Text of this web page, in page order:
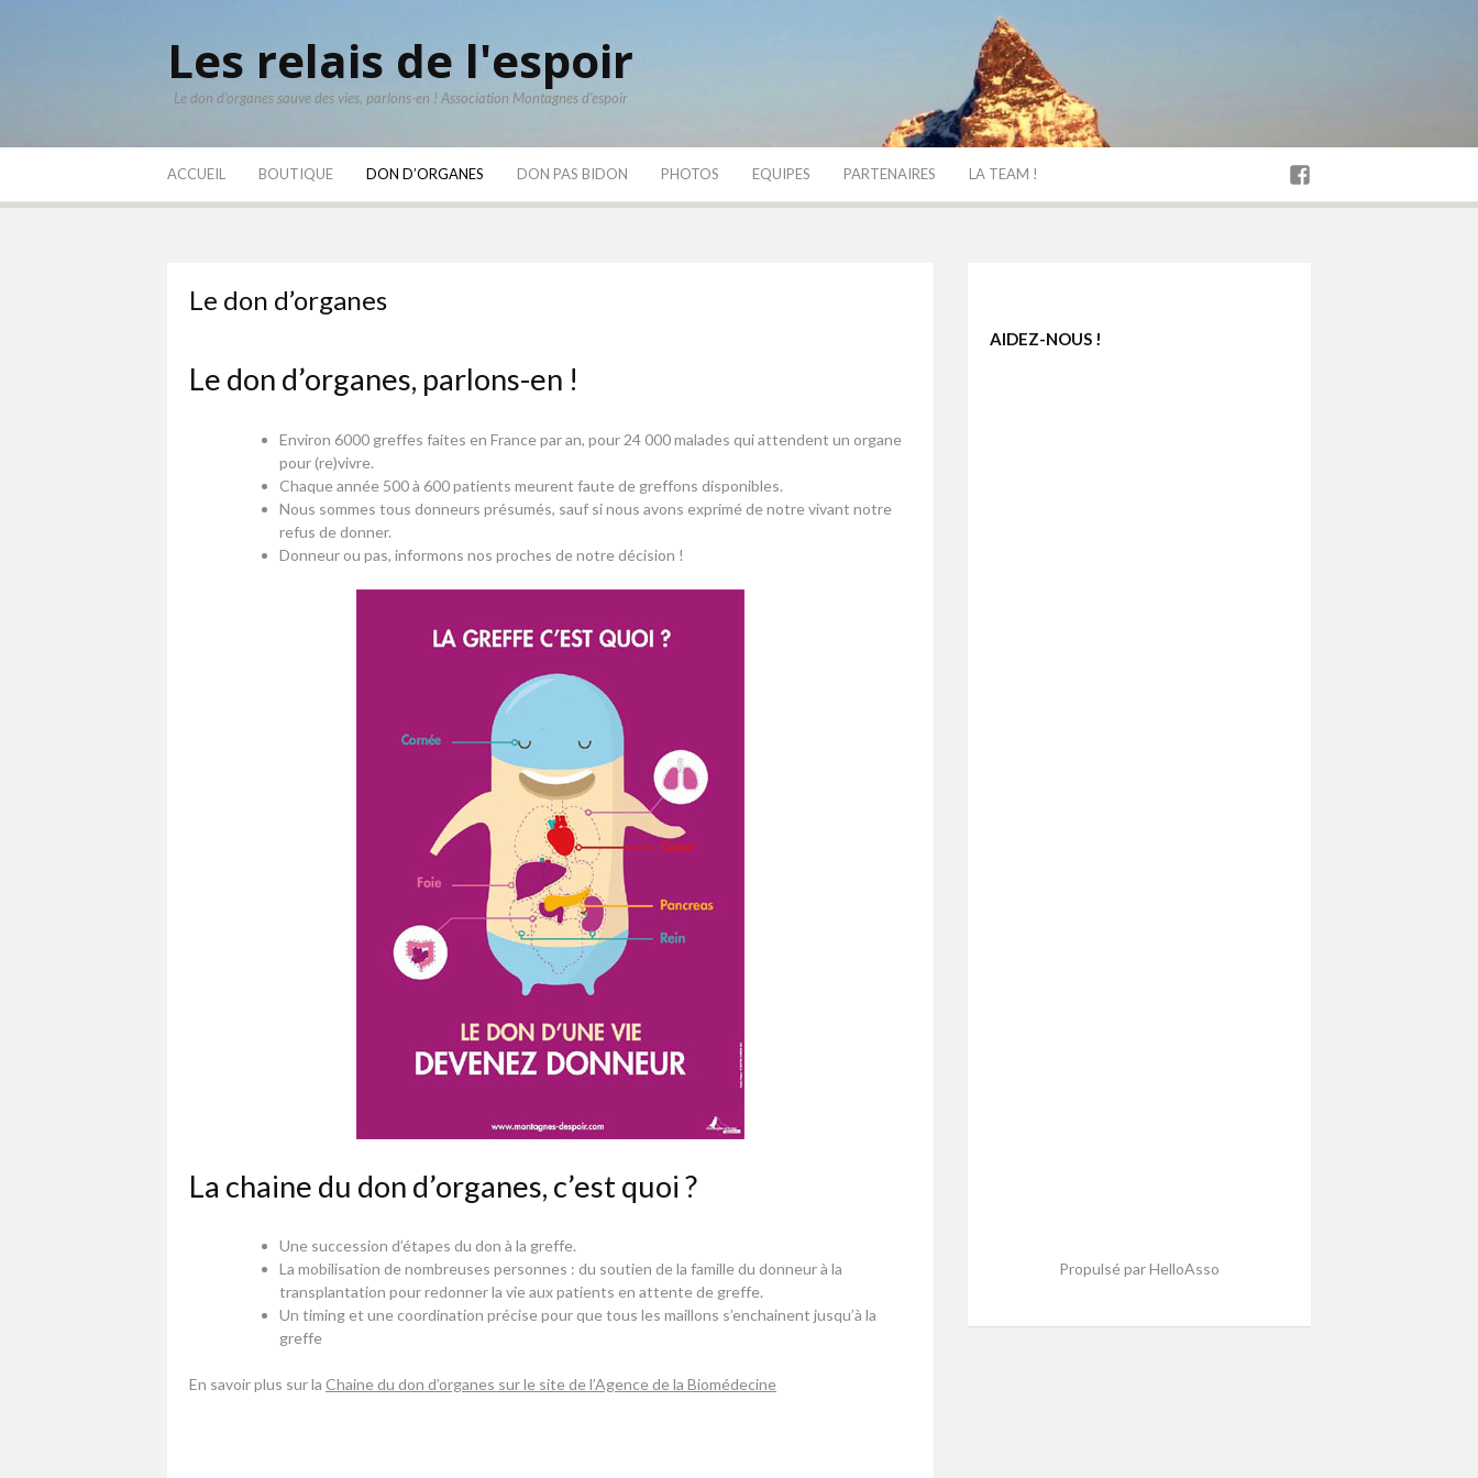
Les relais de l'espoir
Le don d'organes sauve des vies, parlons-en ! Association Montagnes d'espoir
ACCUEIL BOUTIQUE DON D’ORGANES DON PAS BIDON PHOTOS EQUIPES PARTENAIRES LA TEAM !
Le don d’organes
Le don d’organes, parlons-en !
Environ 6000 greffes faites en France par an, pour 24 000 malades qui attendent un organe
pour (re)vivre.
Chaque année 500 à 600 patients meurent faute de greffons disponibles.
Nous sommes tous donneurs présumés, sauf si nous avons exprimé de notre vivant notre
refus de donner.
Donneur ou pas, informons nos proches de notre décision !
La chaine du don d’organes, c’est quoi ?
Une succession d’étapes du don à la greffe.
La mobilisation de nombreuses personnes : du soutien de la famille du donneur à la
transplantation pour redonner la vie aux patients en attente de greffe.
Un timing et une coordination précise pour que tous les maillons s’enchainent jusqu’à la
greffe
En savoir plus sur la Chaine du don d’organes sur le site de l’Agence de la Biomédecine
AIDEZ-NOUS !
Propulsé parHelloAsso